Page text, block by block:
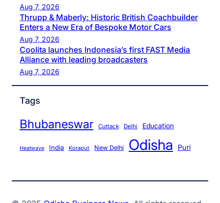
Aug 7, 2026
Thrupp & Maberly: Historic British Coachbuilder
Enters a New Era of Bespoke Motor Cars
Aug 7, 2026
Coolita launches Indonesia’s first FAST Media
Alliance with leading broadcasters
Aug 7, 2026
Tags
Bhubaneswar Cuttack Delhi Education
Heatwave India Koraput New Delhi Odisha Puri